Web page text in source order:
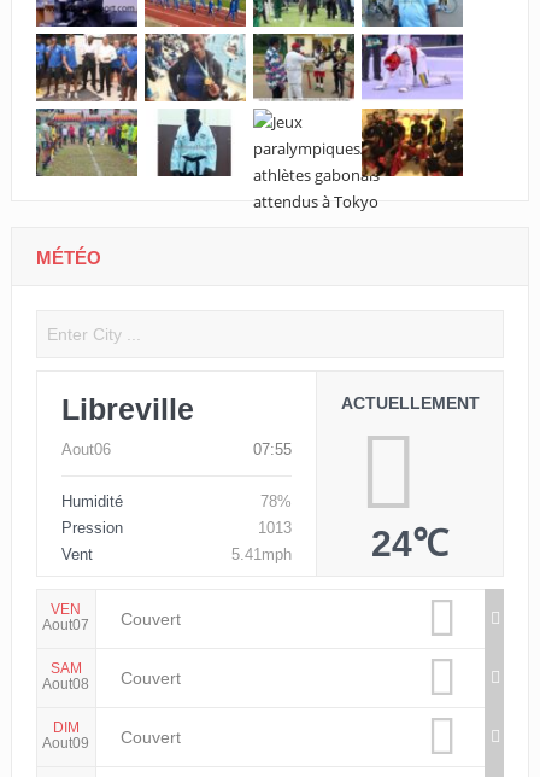
MÉTÉO
Libreville
Aout06 07:55
Humidité
78%
Pression
1013
Vent
5.41mph
ACTUELLEMENT
24℃
VEN
Aout07
Couvert
SAM
Aout08
Couvert
DIM
Aout09
Couvert